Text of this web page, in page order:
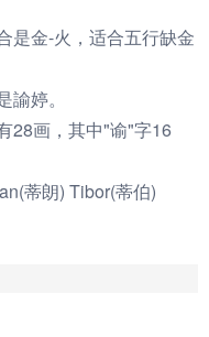
是金-火，适合五行缺金
婷。
28画，其中"谕"字16
蒂朗) Tibor(蒂伯)